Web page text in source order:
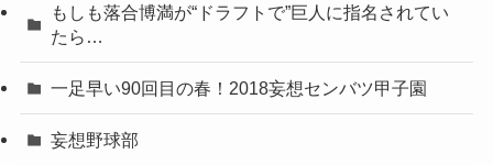
もしも落合博満が“ドラフトで”巨人に指名されてい
たら…
一足早い90回目の春！2018妄想センバツ甲子園
妄想野球部